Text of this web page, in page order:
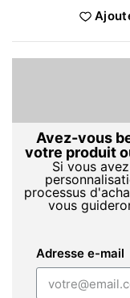
Avez-vous
votre produit
Si vous
processus
vous
Adresse e-mail